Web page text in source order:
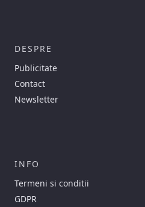
DESPRE
Publicitate
Contact
Newsletter
INFO
Termeni si conditii
GDPR